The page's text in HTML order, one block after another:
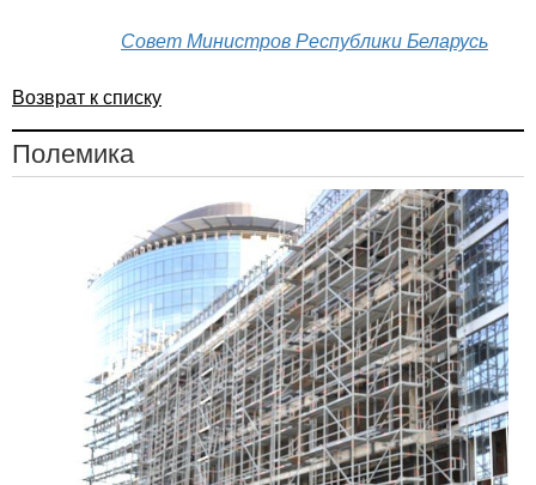
Совет Министров Pеспублики Беларусь
Возврат к списку
Полемика